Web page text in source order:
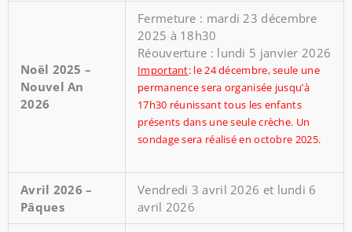
Noël 2025 –
Nouvel An
2026
Fermeture : mardi 23 décembre
2025 à 18h30
Réouverture : lundi 5 janvier 2026
Important: le 24 décembre, seule une
permanence sera organisée jusqu’à
17h30 réunissant tous les enfants
présents dans une seule crèche. Un
sondage sera réalisé en octobre 2025.
Avril 2026 –
Pâques
Vendredi 3 avril 2026 et lundi 6
avril 2026